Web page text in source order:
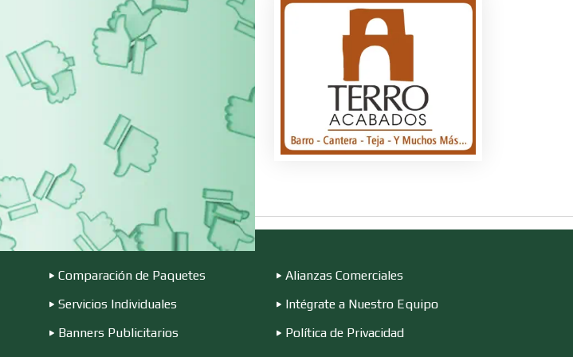
Clínicas de Belleza
Clubes Deportivos
Compresores de aire
Construcciones en
Conversiones
Cremerías y
Comparación de Paquetes
Servicios Individuales
Banners Publicitarios
Alianzas Comerciales
Intégrate a Nuestro Equipo
Política de Privacidad